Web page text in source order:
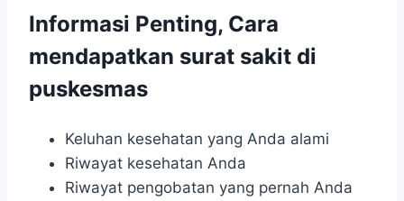
Informasi Penting, Cara
mendapatkan surat sakit di
puskesmas
Keluhan kesehatan yang Anda alami
Riwayat kesehatan Anda
Riwayat pengobatan yang pernah Anda